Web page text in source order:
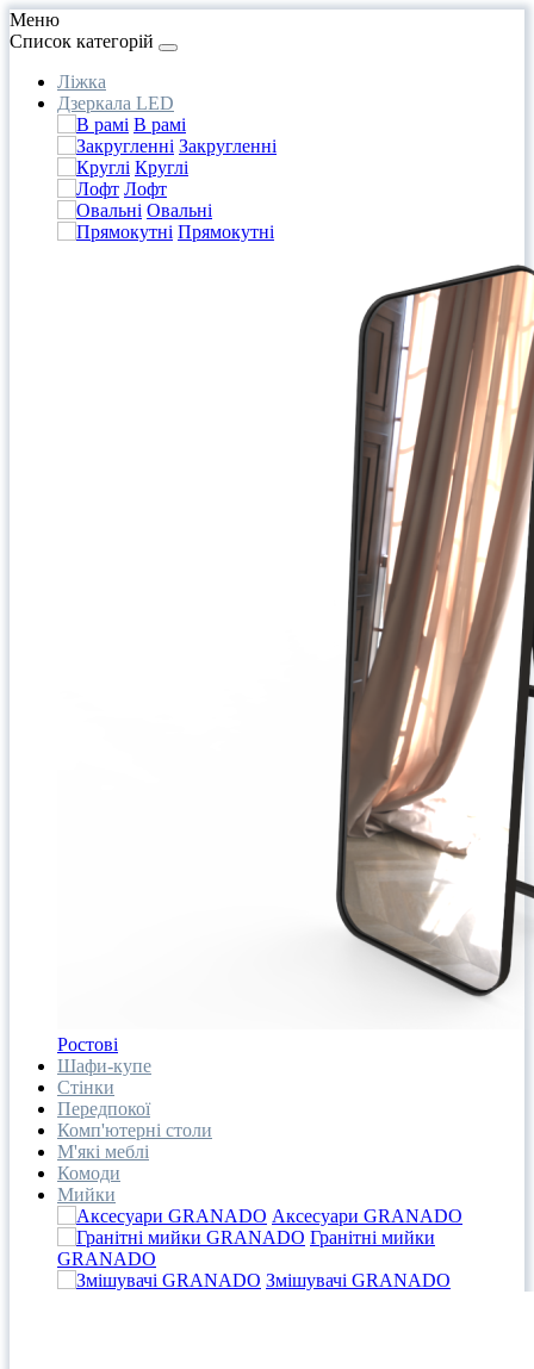
Меню
Список категорій
Ліжка
Дзеркала LED
В рамі
Закругленні
Круглі
Лофт
Овальні
Прямокутні
Ростові
Шафи-купе
Стінки
Передпокої
Комп'ютерні столи
М'які меблі
Комоди
Мийки
Аксесуари GRANADO
Гранітні мийки
GRANADO
Змішувачі GRANADO